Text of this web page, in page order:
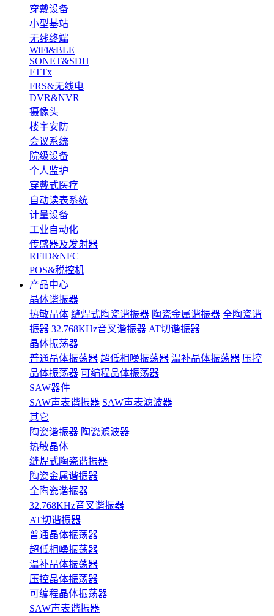
穿戴设备
小型基站
无线终端
WiFi&BLE
SONET&SDH
FTTx
FRS&无线电
DVR&NVR
摄像头
楼宇安防
会议系统
院级设备
个人监护
穿戴式医疗
自动读表系统
计量设备
工业自动化
传感器及发射器
RFID&NFC
POS&税控机
产品中心
晶体谐振器
热敏晶体 缝焊式陶瓷谐振器 陶瓷金属谐振器 全陶瓷谐
振器 32.768KHz音叉谐振器 AT切谐振器
晶体振荡器
普通晶体振荡器 超低相噪振荡器 温补晶体振荡器 压控
晶体振荡器 可编程晶体振荡器
SAW器件
SAW声表谐振器 SAW声表滤波器
其它
陶瓷谐振器 陶瓷滤波器
热敏晶体
缝焊式陶瓷谐振器
陶瓷金属谐振器
全陶瓷谐振器
32.768KHz音叉谐振器
AT切谐振器
普通晶体振荡器
超低相噪振荡器
温补晶体振荡器
压控晶体振荡器
可编程晶体振荡器
SAW声表谐振器